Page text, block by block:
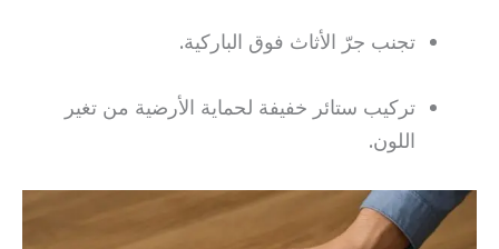
تجنب جرّ الأثاث فوق الباركية.
تركيب ستائر خفيفة لحماية الأرضية من تغير
اللون.